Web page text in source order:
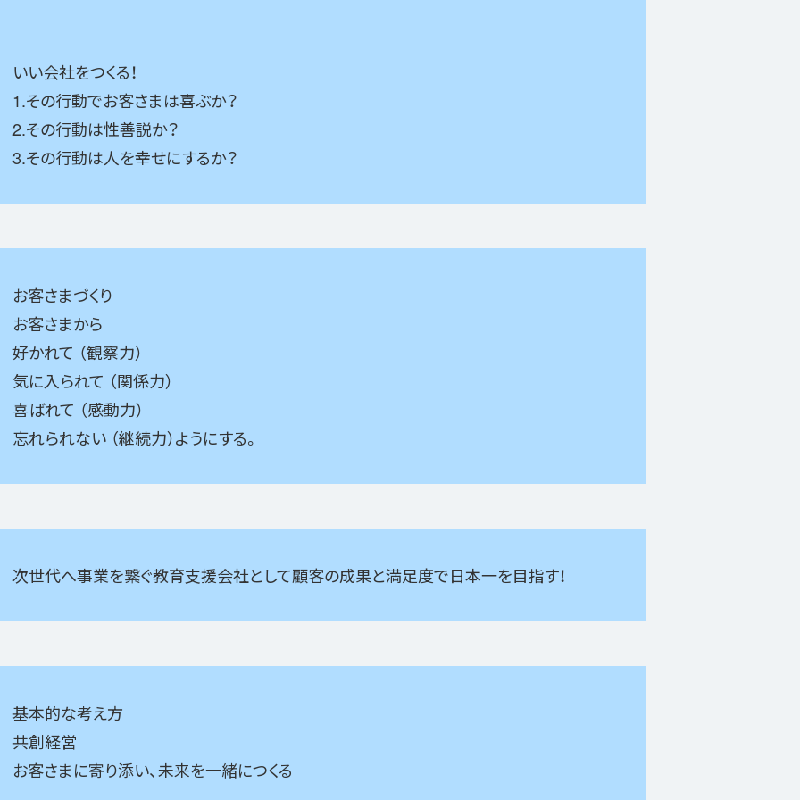
いい会社をつくる！
1.その行動でお客さまは喜ぶか？
2.その行動は性善説か？
3.その行動は人を幸せにするか？
お客さまづくり
お客さまから
好かれて （観察力）
気に入られて （関係力）
喜ばれて （感動力）
忘れられない （継続力）ようにする。
次世代へ事業を繋ぐ教育支援会社として顧客の成果と満足度で日本一を目指す！
基本的な考え方
共創経営
お客さまに寄り添い、未来を一緒につくる